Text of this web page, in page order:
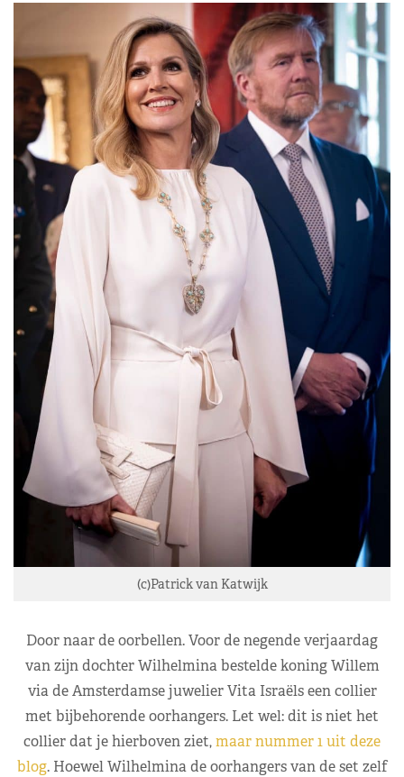
(c)Patrick van Katwijk
Door naar de oorbellen. Voor de negende verjaardag
van zijn dochter Wilhelmina bestelde koning Willem
via de Amsterdamse juwelier Vita Israëls een collier
met bijbehorende oorhangers. Let wel: dit is niet het
collier dat je hierboven ziet,maar nummer 1 uit deze
blog. Hoewel Wilhelmina de oorhangers van de set zelf